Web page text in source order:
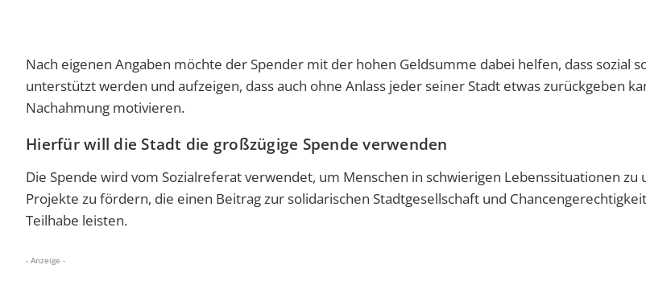
Nach eigenen Angaben möchte der Spender mit der hohen Geldsumme dabei helfen, dass sozial
unterstützt werden und aufzeigen, dass auch ohne Anlass jeder seiner Stadt etwas zurückgeben
Nachahmung motivieren.
Hierfür will die Stadt die großzügige Spende verwenden
Die Spende wird vom Sozialreferat verwendet, um Menschen in schwierigen Lebenssituationen zu
Projekte zu fördern, die einen Beitrag zur solidarischen Stadtgesellschaft und
Teilhabe leisten.
- Anzeige -